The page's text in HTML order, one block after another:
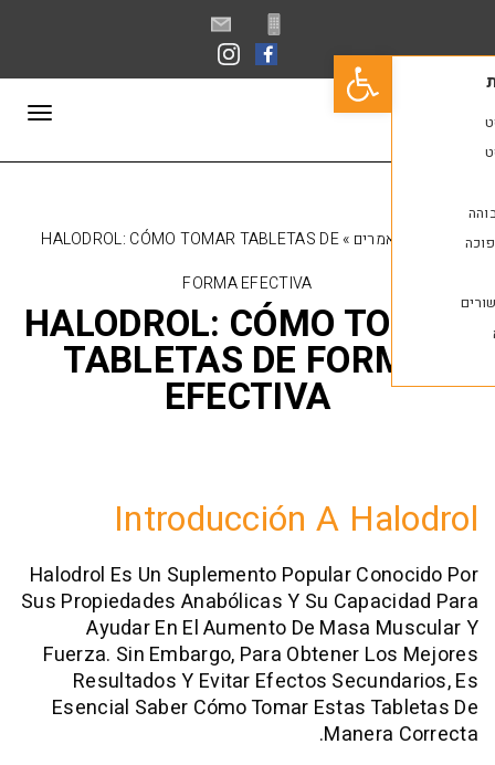
פתח סרגל נגישות
HALODROL: CÓMO TOMAR TABLETAS DE
FORMA EFECTIVA
HALODROL: CÓMO
TABLETAS DE
EFECTIVA
Introducción A
Halodrol Es Un Suplemento Popular
Sus Propiedades Anabólicas Y Su
Ayudar En El Aumento De Masa
Fuerza. Sin Embargo, Para Obtener
Resultados Y Evitar Efectos
Esencial Saber Cómo Tomar Estas